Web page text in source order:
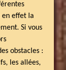
en effet la
Si vous
obstacles :
les allées,